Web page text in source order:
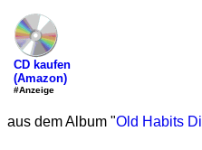
CD kaufen
(Amazon)
#Anzeige
aus dem Album "Old Habits